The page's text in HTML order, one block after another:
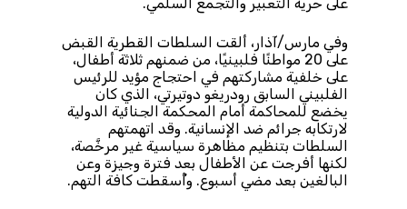
وفي مارس/آذار، ألقت السلطات القطرية القبض
على 20 مواطنًا فلبينيًا، من ضمنهم ثلاثة أطفال،
على خلفية مشاركتهم في احتجاج مؤيد للرئيس
الفلبيني السابق رودريغو دوتيرتي، الذي كان
يخضع للمحاكمة أمام المحكمة الجنائية الدولية
لارتكابه جرائم ضد الإنسانية. وقد اتهمتهم
السلطات بتنظيم مظاهرة سياسية غير مرخَّصة،
لكنها أفرجت عن الأطفال بعد فترة وجيزة وعن
البالغين بعد مضي أسبوع. وأُسقطت كافة التهم.